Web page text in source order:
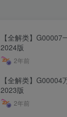
【全解类】G00007
2024版
2年前
【全解类】G00004
2023版
2年前